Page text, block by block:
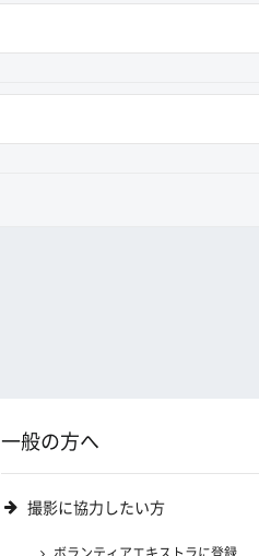
一般の方へ
撮影に協力したい方
ボランティアエキストラに登録